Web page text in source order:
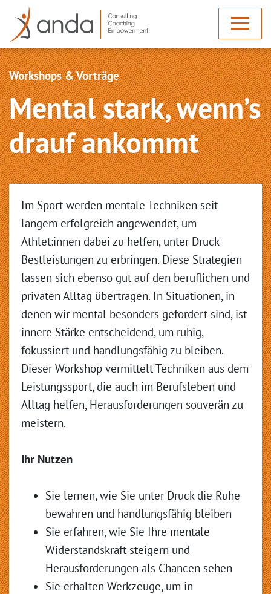
Workshops & Vorträge
Mental stark, wenn’s
drauf ankommt
Im Sport werden mentale Techniken seit
langem erfolgreich angewendet, um
Athlet:innen dabei zu helfen, unter Druck
Bestleistungen zu erbringen. Diese Strategien
lassen sich ebenso gut auf den beruflichen und
privaten Alltag übertragen. In Situationen, in
denen wir mental besonders gefordert sind, ist
innere Stärke entscheidend, um ruhig,
fokussiert und handlungsfähig zu bleiben.
Dieser Workshop vermittelt Techniken aus dem
Leistungssport, die auch im Berufsleben und
Alltag helfen, Herausforderungen souverän zu
meistern.
Ihr Nutzen
Sie lernen, wie Sie unter Druck die Ruhe
bewahren und handlungsfähig bleiben
Sie erfahren, wie Sie Ihre mentale
Widerstandskraft steigern und
Herausforderungen als Chancen sehen
Sie erhalten Werkzeuge, um in